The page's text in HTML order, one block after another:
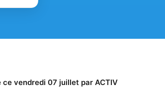
ce vendredi 07 juillet par ACTIV